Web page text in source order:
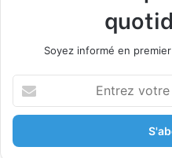
Soyez informé en
t
e